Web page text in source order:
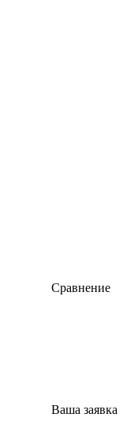
Сравнение
Ваша заявка